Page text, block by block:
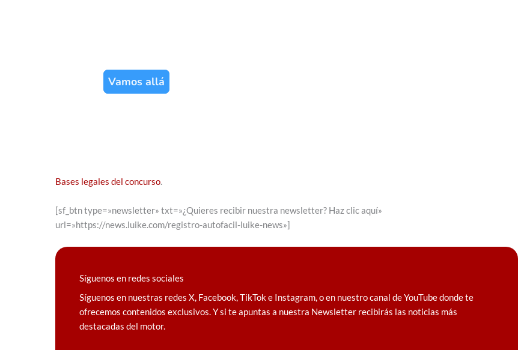
Bases legales del concurso.
[sf_btn type=»newsletter» txt=»¿Quieres recibir nuestra newsletter? Haz clic aquí»
url=»https://news.luike.com/registro-autofacil-luike-news»]
Síguenos en redes sociales
Síguenos en nuestras redes X, Facebook, TikTok e Instagram, o en nuestro canal de YouTube donde te
ofrecemos contenidos exclusivos. Y si te apuntas a nuestra Newsletter recibirás las noticias más
destacadas del motor.